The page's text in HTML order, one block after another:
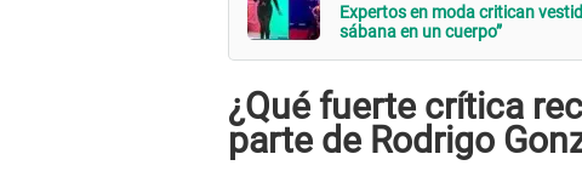
Expertos en moda critican
sábana en un cuerpo”
¿Qué fuerte crítica
parte de Rodrigo